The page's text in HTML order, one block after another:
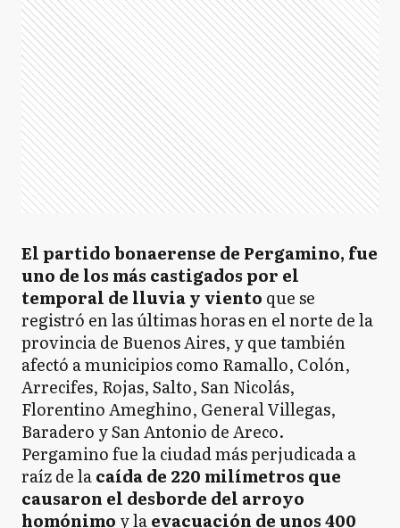
El partido bonaerense de Pergamino, fue
uno de los más castigados por el
temporal de lluvia y viento que se
registró en las últimas horas en el norte de la
provincia de Buenos Aires, y que también
afectó a municipios como Ramallo, Colón,
Arrecifes, Rojas, Salto, San Nicolás,
Florentino Ameghino, General Villegas,
Baradero y San Antonio de Areco.
Pergamino fue la ciudad más perjudicada a
raíz de lacaída de 220 milímetros que
causaron el desborde del arroyo
homónimo y laevacuación de unos 400